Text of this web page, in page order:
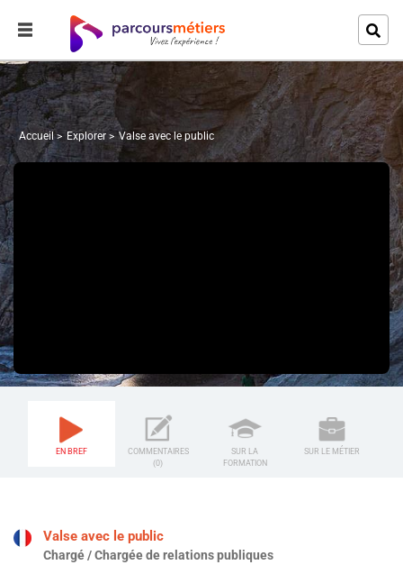
Accueil Explorer Valse avec le public
EN BREF
COMMENTAIRES
(0)
SUR LA
FORMATION
SUR LE MÉTIER
Valse avec le public
Chargé / Chargée de relations publiques